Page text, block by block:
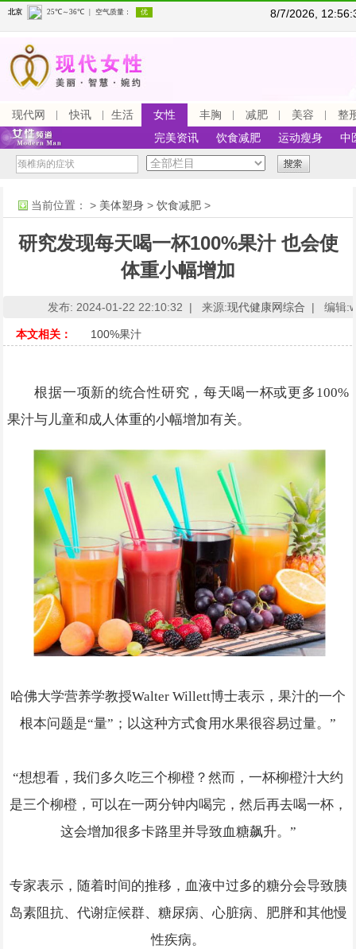
8/7/2026,
现代网 快讯 生活 女性 丰胸 减肥 美容
整
完美资讯
饮食减肥 运动瘦身 中
当前位置： > 美体塑身 >饮食减肥 >
研究发现每天喝一杯100%果汁 也会使
体重小幅增加
发布: 2024-01-22 22:10:32 | 来源:现代健康网综合 | 编辑
本文相关： 100%果汁
根据一项新的统合性研究，每天喝一杯或更多100%
果汁与儿童和成人体重的小幅增加有关。
哈佛大学营养学教授Walter Willett博士表示，果汁的一个
根本问题是“量”；以这种方式食用水果很容易过量。”
“想想看，我们多久吃三个柳橙？然而，一杯柳橙汁大约
是三个柳橙，可以在一两分钟内喝完，然后再去喝一杯，
这会增加很多卡路里并导致血糖飙升。”
专家表示，随着时间的推移，血液中过多的糖分会导致胰
岛素阻抗、代谢症候群、糖尿病、心脏病、肥胖和其他慢
性疾病。